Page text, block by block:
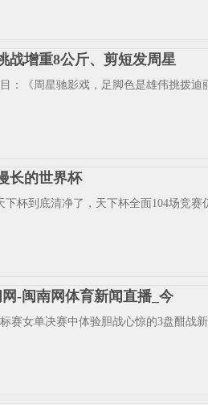
战增重8公斤、剪短发周星
：《周星驰影戏，足脚色是雄伟挑拨
长的世界杯
下杯到底清净了，天下杯全面104场竞
-闽南网体育新闻直播_今
赛女单决赛中体验胆战心惊的3盘酣战